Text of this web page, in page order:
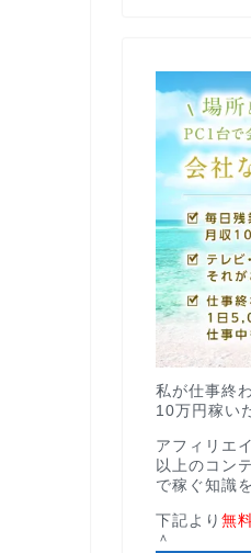
私が仕事終
10万円稼い
アフィリエ
以上のコン
で稼ぐ知識
下記より 無
＾